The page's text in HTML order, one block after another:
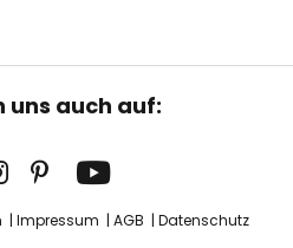
uns auch auf:
Impressum AGB
Datenschutz